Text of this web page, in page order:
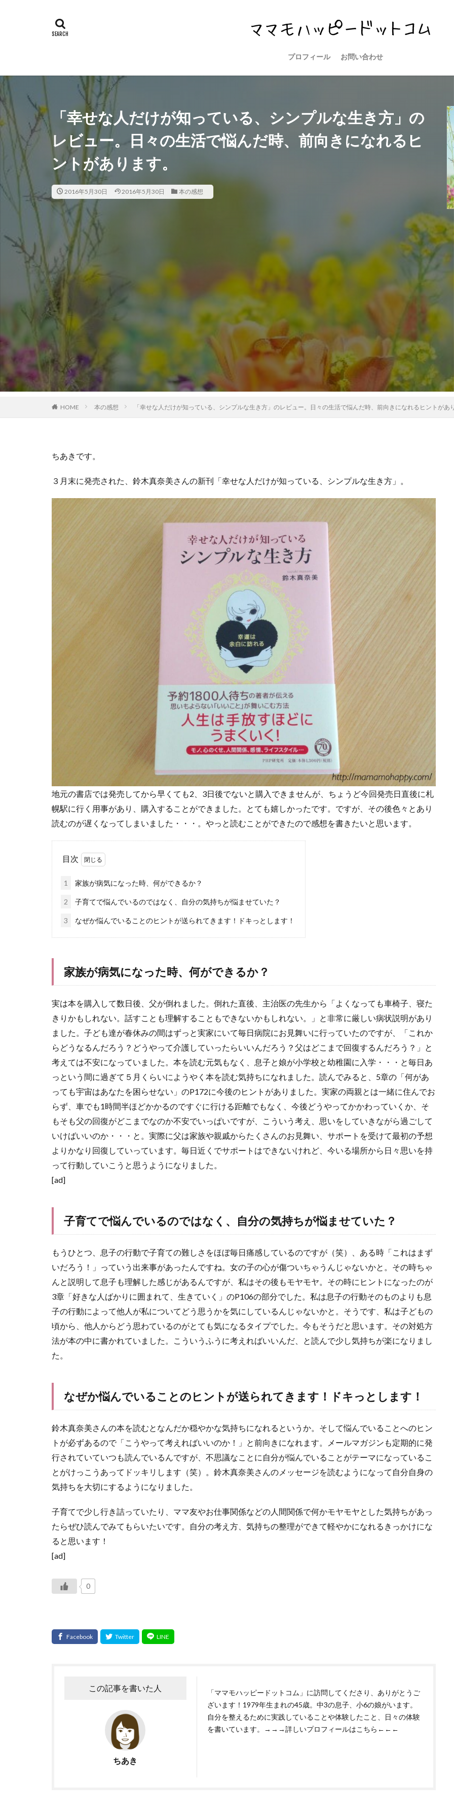
プロフィール お問い合わせ
「幸せな人だけが知っている、シンプルな生き方」の
レビュー。日々の生活で悩んだ時、前向きになれるヒ
ントがあります。
2016年5月30日 2016年5月30日 本の感想
HOME 本の感想 「幸せな人だけが知っている、シンプルな生き方」のレビュー。日々の生活で悩んだ時、前向きになれるヒントがあ
ちあきです。
３月末に発売された、鈴木真奈美さんの新刊「幸せな人だけが知っている、シンプルな生き方」。
地元の書店では発売してから早くても2、3日後でないと購入できませんが、ちょうど今回発売日直後に札
幌駅に行く用事があり、購入することができました。とても嬉しかったです。ですが、その後色々とあり
読むのが遅くなってしまいました・・・。やっと読むことができたので感想を書きたいと思います。
目次
1 家族が病気になった時、何ができるか？
2 子育てで悩んでいるのではなく、自分の気持ちが悩ませていた？
3 なぜか悩んでいることのヒントが送られてきます！ドキっとします！
家族が病気になった時、何ができるか？
実は本を購入して数日後、父が倒れました。倒れた直後、主治医の先生から「よくなっても車椅子、寝た
きりかもしれない。話すことも理解することもできないかもしれない。」と非常に厳しい病状説明があり
ました。子ども達が春休みの間はずっと実家にいて毎日病院にお見舞いに行っていたのですが、「これか
らどうなるんだろう？どうやって介護していったらいいんだろう？父はどこまで回復するんだろう？」と
考えては不安になっていました。本を読む元気もなく、息子と娘が小学校と幼稚園に入学・・・と毎日あ
っという間に過ぎて５月くらいにようやく本を読む気持ちになれました。読んでみると、5章の「何があ
っても宇宙はあなたを困らせない」のP172に今後のヒントがありました。実家の両親とは一緒に住んでお
らず、車でも1時間半ほどかかるのですぐに行ける距離でもなく、今後どうやってかかわっていくか、そ
もそも父の回復がどこまでなのか不安でいっぱいですが、こういう考え、思いをしていきながら過ごして
いけばいいのか・・・と。実際に父は家族や親戚からたくさんのお見舞い、サポートを受けて最初の予想
よりかなり回復していっています。毎日近くでサポートはできないけれど、今いる場所から日々思いを持
って行動していこうと思うようになりました。
[ad]
子育てで悩んでいるのではなく、自分の気持ちが悩ませていた？
もうひとつ、息子の行動で子育ての難しさをほぼ毎日痛感しているのですが（笑）、ある時「これはまず
いだろう！」っていう出来事があったんですね。女の子の心が傷ついちゃうんじゃないかと。その時ちゃ
んと説明して息子も理解した感じがあるんですが、私はその後もモヤモヤ。その時にヒントになったのが
3章「好きな人ばかりに囲まれて、生きていく」のP106の部分でした。私は息子の行動そのものよりも息
子の行動によって他人が私についてどう思うかを気にしているんじゃないかと。そうです、私は子どもの
頃から、他人からどう思わているのがとても気になるタイプでした。今もそうだと思います。その対処方
法が本の中に書かれていました。こういうふうに考えればいいんだ、と読んで少し気持ちが楽になりまし
た。
なぜか悩んでいることのヒントが送られてきます！ドキっとします！
鈴木真奈美さんの本を読むとなんだか穏やかな気持ちになれるというか。そして悩んでいることへのヒン
トが必ずあるので「こうやって考えればいいのか！」と前向きになれます。メールマガジンも定期的に発
行されていていつも読んでいるんですが、不思議なことに自分が悩んでいることがテーマになっているこ
とがけっこうあってドッキリします（笑）。鈴木真奈美さんのメッセージを読むようになって自分自身の
気持ちを大切にするようになりました。
子育てで少し行き詰っていたり、ママ友やお仕事関係などの人間関係で何かモヤモヤとした気持ちがあっ
たらぜひ読んでみてもらいたいです。自分の考え方、気持ちの整理ができて軽やかになれるきっかけにな
ると思います！
[ad]
0
この記事を書いた人
ちあき
「ママモハッピードットコム」に訪問してくださり、ありがとうご
ざいます！1979年生まれの45歳。中3の息子、小6の娘がいます。
自分を整えるために実践していることや体験したこと、日々の体験
を書いています。
→→→詳しいプロフィールはこちら←←←